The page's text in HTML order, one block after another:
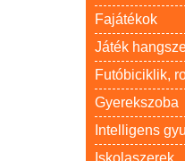
Fajátékok
Játék
Futóbiciklik,
Gyerekszoba
Intelligens
Iskolaszerek